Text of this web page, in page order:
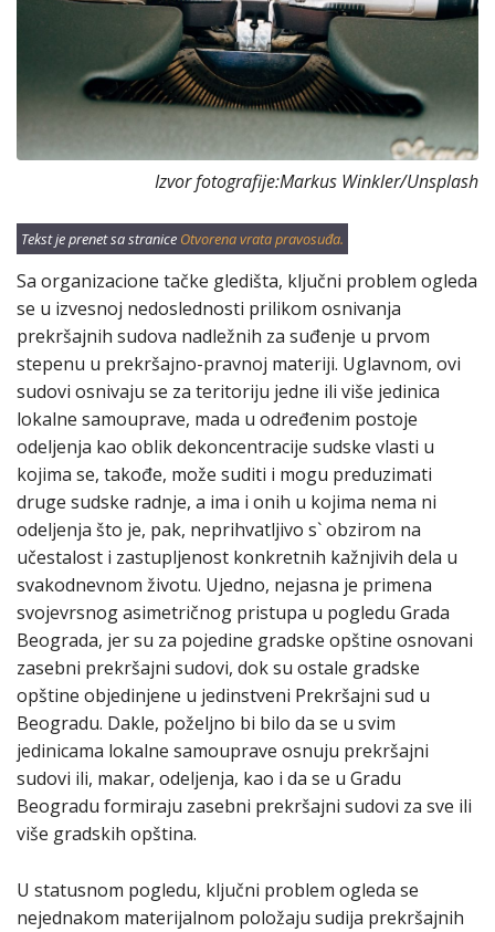
Izvor fotografije:Markus Winkler/Unsplash
Tekst je prenet sa stranice Otvorena vrata pravosuđa.
Sa organizacione tačke gledišta, ključni problem ogleda
se u izvesnoj nedoslednosti prilikom osnivanja
prekršajnih sudova nadležnih za suđenje u prvom
stepenu u prekršajno-pravnoj materiji. Uglavnom, ovi
sudovi osnivaju se za teritoriju jedne ili više jedinica
lokalne samouprave, mada u određenim postoje
odeljenja kao oblik dekoncentracije sudske vlasti u
kojima se, takođe, može suditi i mogu preduzimati
druge sudske radnje, a ima i onih u kojima nema ni
odeljenja što je, pak, neprihvatljivo s` obzirom na
učestalost i zastupljenost konkretnih kažnjivih dela u
svakodnevnom životu. Ujedno, nejasna je primena
svojevrsnog asimetričnog pristupa u pogledu Grada
Beograda, jer su za pojedine gradske opštine osnovani
zasebni prekršajni sudovi, dok su ostale gradske
opštine objedinjene u jedinstveni Prekršajni sud u
Beogradu. Dakle, poželjno bi bilo da se u svim
jedinicama lokalne samouprave osnuju prekršajni
sudovi ili, makar, odeljenja, kao i da se u Gradu
Beogradu formiraju zasebni prekršajni sudovi za sve ili
više gradskih opština.
U statusnom pogledu, ključni problem ogleda se
nejednakom materijalnom položaju sudija prekršajnih